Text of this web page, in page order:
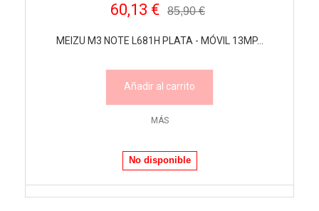
60,13 € 85,90 €
MEIZU M3 NOTE L681H PLATA - MÓVIL 13MP...
Añadir al carrito
MÁS
No disponible